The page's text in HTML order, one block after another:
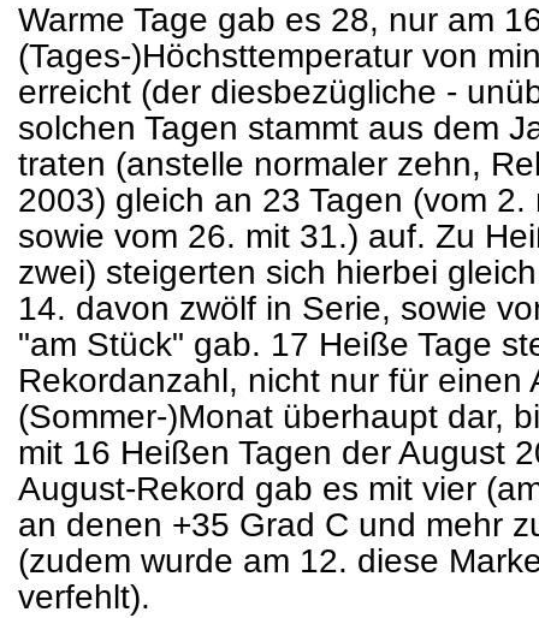
Warme Tage gab es 28, nur am
(Tages-)Höchsttemperatur von
erreicht (der diesbezügliche -
solchen Tagen stammt aus dem
traten (anstelle normaler zehn,
2003) gleich an 23 Tagen (vom
sowie vom 26. mit 31.) auf. Zu
zwei) steigerten sich hierbei
14. davon zwölf in Serie, sowie
"am Stück" gab. 17 Heiße Tage
Rekordanzahl, nicht nur für
(Sommer-)Monat überhaupt dar,
mit 16 Heißen Tagen der August
August-Rekord gab es mit vier
an denen +35 Grad C und mehr
(zudem wurde am 12. diese
verfehlt).